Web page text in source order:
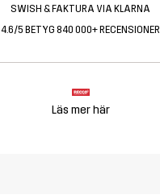
SWISH & FAKTURA VIA KLARNA
4.6/5 BETYG 840 000+ RECENSIONER
Läs mer här